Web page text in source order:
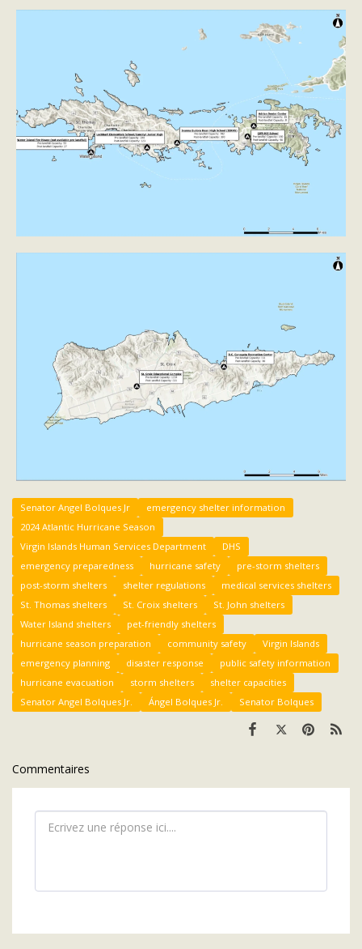
Senator Angel Bolques Jr
emergency shelter information
2024 Atlantic Hurricane Season
Virgin Islands Human Services Department
DHS
emergency preparedness
hurricane safety
pre-storm shelters
post-storm shelters
shelter regulations
medical services shelters
St. Thomas shelters
St. Croix shelters
St. John shelters
Water Island shelters
pet-friendly shelters
hurricane season preparation
community safety
Virgin Islands
emergency planning
disaster response
public safety information
hurricane evacuation
storm shelters
shelter capacities
Senator Angel Bolques Jr.
Ángel Bolques Jr. Senator Bolques
Commentaires